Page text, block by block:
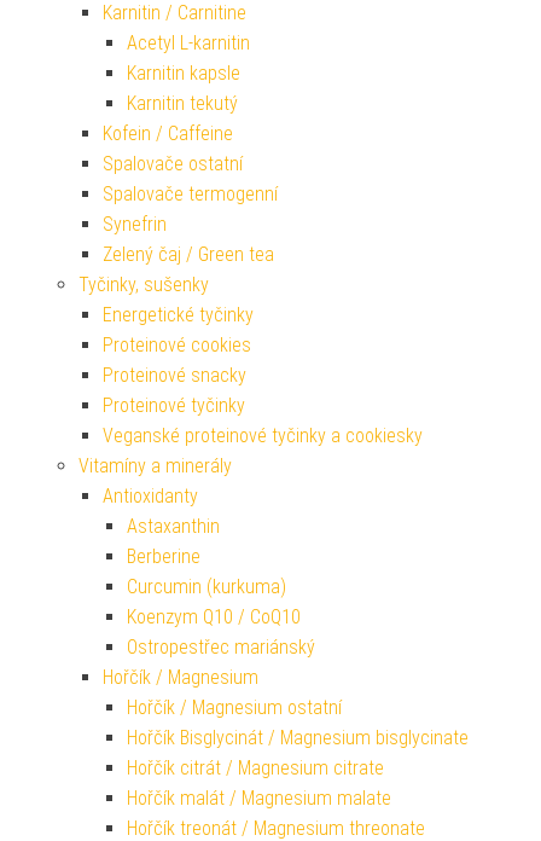
Karnitin / Carnitine
Acetyl L-karnitin
Karnitin kapsle
Karnitin tekutý
Kofein / Caffeine
Spalovače ostatní
Spalovače termogenní
Synefrin
Zelený čaj / Green tea
Tyčinky, sušenky
Energetické tyčinky
Proteinové cookies
Proteinové snacky
Proteinové tyčinky
Veganské proteinové tyčinky a cookiesky
Vitamíny a minerály
Antioxidanty
Astaxanthin
Berberine
Curcumin (kurkuma)
Koenzym Q10 / CoQ10
Ostropestřec mariánský
Hořčík / Magnesium
Hořčík / Magnesium ostatní
Hořčík Bisglycinát / Magnesium bisglycinate
Hořčík citrát / Magnesium citrate
Hořčík malát / Magnesium malate
Hořčík treonát / Magnesium threonate